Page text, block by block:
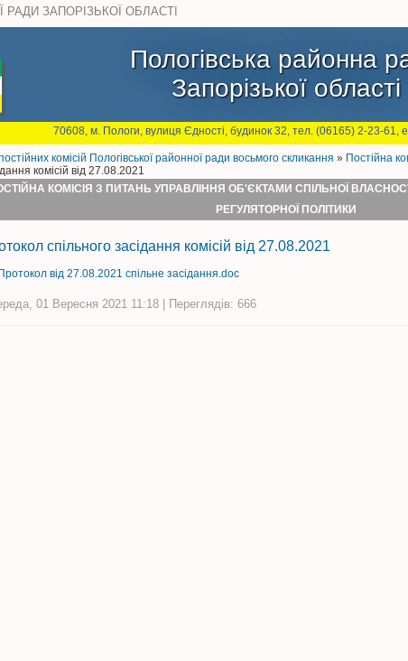
ЗАПОРІЗЬКОЇ ОБЛАСТІ
Пологівська районна
Запорізької області
70608, м. Пологи, вулиця Єдності, будинок 32, тел. (06165) 2-23-61,
комісій Пологівської районної ради восьмого скликання » Постійна
комісій від 27.08.2021
КОМІСІЯ З ПИТАНЬ УПРАВЛІННЯ ОБ'ЄКТАМИ СПІЛЬНОЇ
РЕГУЛЯТОРНОЇ ПОЛІТИКИ
спільного засідання комісій від 27.08.2021
Протокол від 27.08.2021 спільне засідання.doc
01 Вересня 2021 11:18 | Переглядів: 666